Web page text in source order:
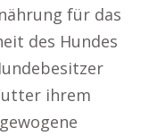
für das
des Hundes
ihrem